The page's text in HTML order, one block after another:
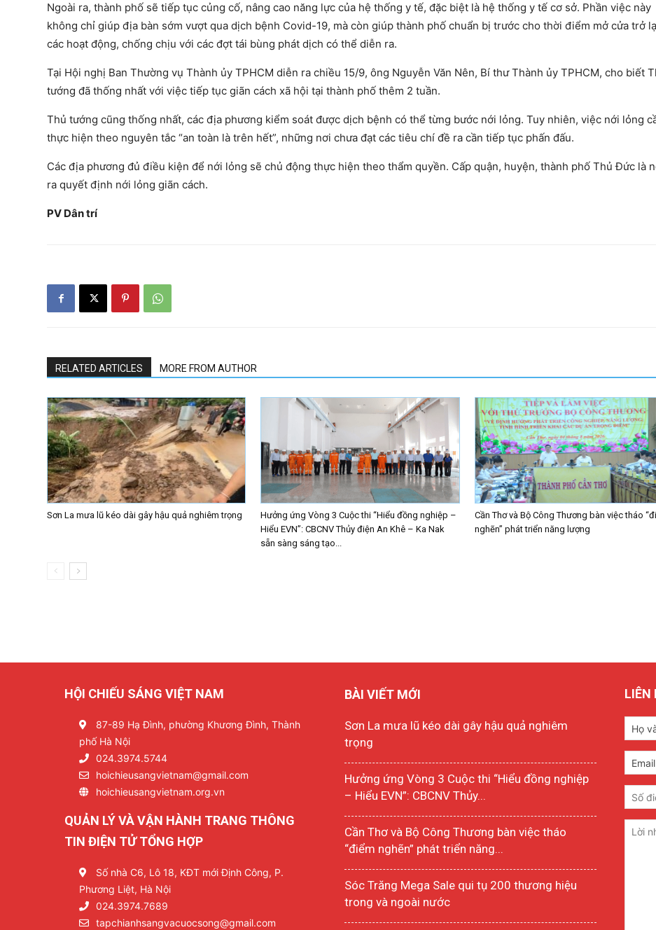
Ngoài ra, thành phố sẽ tiếp tục củng cố, nâng cao năng lực của hệ thống y tế, đặc biệt là hệ thống y tế cơ sở. Phần việc này
không chỉ giúp địa bàn sớm vượt qua dịch bệnh Covid-19, mà còn giúp thành phố chuẩn bị trước cho thời điểm mở cửa trở
các hoạt động, chống chịu với các đợt tái bùng phát dịch có thể diễn ra.
Tại Hội nghị Ban Thường vụ Thành ủy TPHCM diễn ra chiều 15/9, ông Nguyễn Văn Nên, Bí thư Thành ủy TPHCM, cho biết
tướng đã thống nhất với việc tiếp tục giãn cách xã hội tại thành phố thêm 2 tuần.
Thủ tướng cũng thống nhất, các địa phương kiểm soát được dịch bệnh có thể từng bước nới lỏng. Tuy nhiên, việc nới lỏng
thực hiện theo nguyên tắc “an toàn là trên hết”, những nơi chưa đạt các tiêu chí đề ra cần tiếp tục phấn đấu.
Các địa phương đủ điều kiện để nới lỏng sẽ chủ động thực hiện theo thẩm quyền. Cấp quận, huyện, thành phố Thủ Đức là
ra quyết định nới lỏng giãn cách.
PV Dân trí
RELATED ARTICLES MORE FROM AUTHOR
Sơn La mưa lũ kéo dài gây hậu quả nghiêm trọng
Hưởng ứng Vòng 3 Cuộc thi “Hiểu đồng nghiệp –
Hiểu EVN”: CBCNV Thủy điện An Khê – Ka Nak
sẵn sàng sáng tạo...
Cần Thơ và Bộ Công Thương bàn việc tháo
nghẽn” phát triển năng lượng
HỘI CHIẾU SÁNG VIỆT NAM
87-89 Hạ Đình, phường Khương Đình, Thành
phố Hà Nội
024.3974.5744
hoichieusangvietnam@gmail.com
hoichieusangvietnam.org.vn
QUẢN LÝ VÀ VẬN HÀNH TRANG THÔNG
TIN ĐIỆN TỬ TỔNG HỢP
Số nhà C6, Lô 18, KĐT mới Định Công, P.
Phương Liệt, Hà Nội
024.3974.7689
tapchianhsangvacuocsong@gmail.com
BÀI VIẾT MỚI
Sơn La mưa lũ kéo dài gây hậu quả nghiêm
trọng
Hưởng ứng Vòng 3 Cuộc thi “Hiểu đồng nghiệp
– Hiểu EVN”: CBCNV Thủy...
Cần Thơ và Bộ Công Thương bàn việc tháo
“điểm nghẽn” phát triển năng...
Sóc Trăng Mega Sale qui tụ 200 thương hiệu
trong và ngoài nước
LIÊN